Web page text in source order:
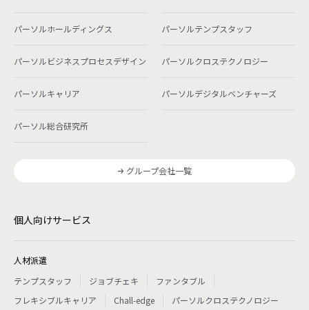
パーソルホールディングス パーソルテンプスタッフ
パーソルビジネスプロセスデザイン パーソルクロステクノロジー
パーソルキャリア パーソルデジタルベンチャーズ
パーソル総合研究所
グループ会社一覧
個人向けサービス
人材派遣
テンプスタッフ
ジョブチェキ
ファンタブル
フレキシブルキャリア
Chall-edge パーソルクロステクノロジー